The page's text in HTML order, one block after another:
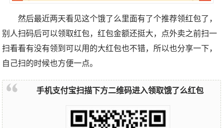
然后最近两天看见这个饿了么里面有了个推荐领红包了，
别人扫码后可以领取红包，红包金额还挺大，点外卖之前扫一
扫看看有没有领到可以用的大红包也不错，所以也分享一下，
自己扫的时候也方便一点。
手机支付宝扫描下方二维码进入领取饿了么红包